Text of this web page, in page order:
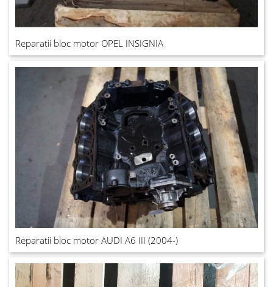
Reparatii bloc motor OPEL INSIGNIA
Reparatii bloc motor AUDI A6 III (2004-)